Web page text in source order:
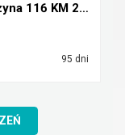
Sprzedam Mitsubishi ASX 1.6 benzyna 116 KM 2016r
95 dni